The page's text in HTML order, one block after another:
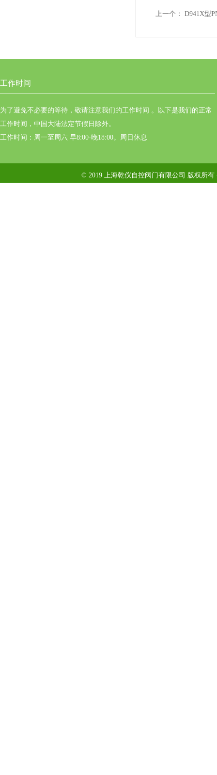
上一个： D941X型
工作时间
为了避免不必要的等待，敬请注意我们的工作时间 。以下是我们的正常
工作时间，中国大陆法定节假日除外。
工作时间：周一至周六 早8:00-晚18:00。周日休息
© 2019 上海乾仪自控阀门有限公司 版权所有